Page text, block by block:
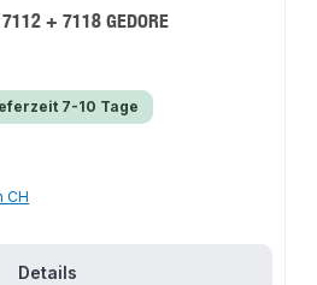
+ 7118 GEDORE
7-10 Tage
CH
Details